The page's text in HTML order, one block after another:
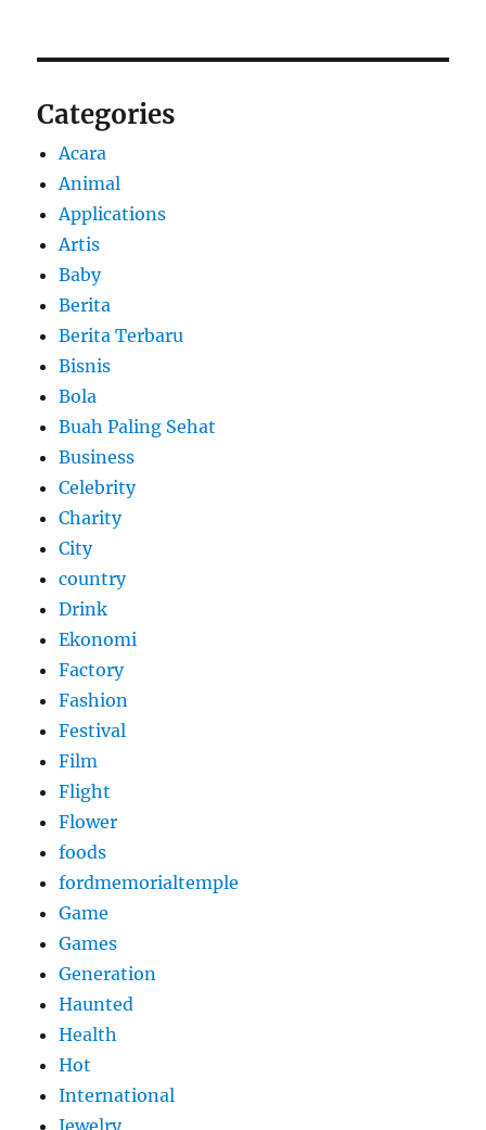
Categories
Acara
Animal
Applications
Artis
Baby
Berita
Berita Terbaru
Bisnis
Bola
Buah Paling Sehat
Business
Celebrity
Charity
City
country
Drink
Ekonomi
Factory
Fashion
Festival
Film
Flight
Flower
foods
fordmemorialtemple
Game
Games
Generation
Haunted
Health
Hot
International
Jewelry